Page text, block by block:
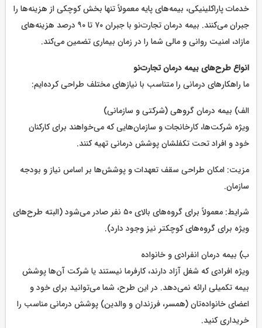
خدمات پاراکلینیکی، بیمه‌های پایه معمولاً تنها بخش کوچکی از هزینه‌ها را
جبران می‌کنند. بیمه درمان تجارت‌نو با جبران ۷۰ تا ۹۰ درصد هزینه‌های
مازاد، امنیت روانی و مالی شما را در زمان بیماری تضمین می‌کند.
انواع طرح‌های بیمه درمان تجارت‌نو
ما راهکارهای درمانی را متناسب با نیازهای مختلف طراحی کرده‌ایم:
الف) بیمه درمان گروهی (شرکتی و سازمانی)
ویژه شرکت‌ها، کارخانجات و سازمان‌هایی که می‌خواهند برای کارکنان
خود و افراد تحت تکفلشان پوشش درمانی تهیه کنند.
مزیت: امکان طراحی سقف تعهدات و پوشش‌ها بر اساس نیاز و بودجه
سازمان.
شرایط: معمولاً برای گروه‌های بالای ۵۰ نفر صادر می‌شود (البته طرح‌های
ویژه برای گروه‌های کوچکتر نیز وجود دارد).
ب) بیمه درمان انفرادی و خانواده
ویژه افرادی که شغل آزاد دارند، کارفرما نیستند یا شرکت آن‌ها پوشش
بیمه تکمیلی ارائه نمی‌دهد. در این طرح، شما می‌توانید برای خود و
اعضای خانواده‌تان (همسر، فرزندان و والدین) پوشش درمانی مناسب را
خریداری کنید.